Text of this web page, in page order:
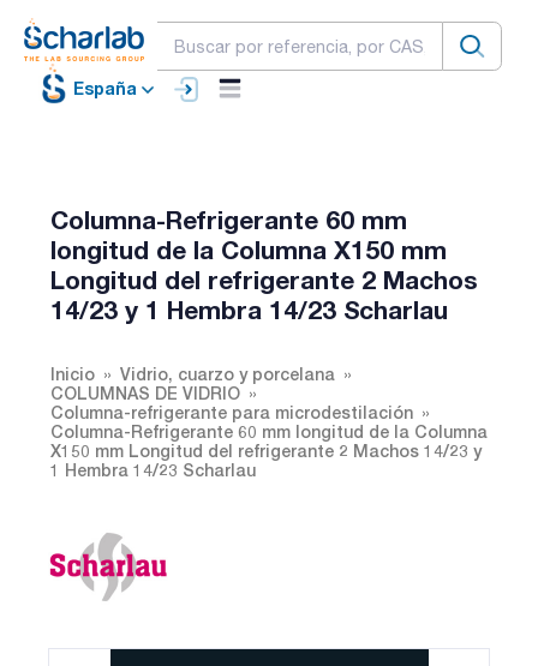
España
Columna-Refrigerante 60 mm
longitud de la Columna X150 mm
Longitud del refrigerante 2 Machos
14/23 y 1 Hembra 14/23 Scharlau
Inicio
Vidrio, cuarzo y porcelana
COLUMNAS DE VIDRIO
Columna-refrigerante para microdestilación
Columna-Refrigerante 60 mm longitud de la Columna
X150 mm Longitud del refrigerante 2 Machos 14/23 y
1 Hembra 14/23 Scharlau